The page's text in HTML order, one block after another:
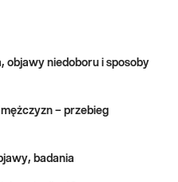
ryzyka zachorowania
sercowo-
poziom cholesterolu →
objawy niedoboru i sposoby
– przebieg
badania